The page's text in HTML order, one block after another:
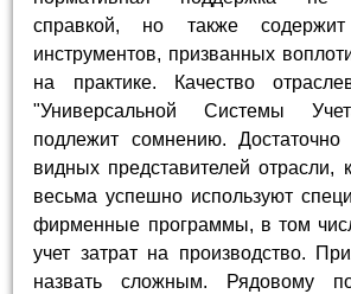
справкой, но также
инструментов, призванных
на практике. Качество
"Универсальной Системы
подлежит сомнению. Достаточно
видных представителей отрасли,
весьма успешно используют
фирменные программы, в том
учет затрат на производство.
назвать сложным. Рядовому